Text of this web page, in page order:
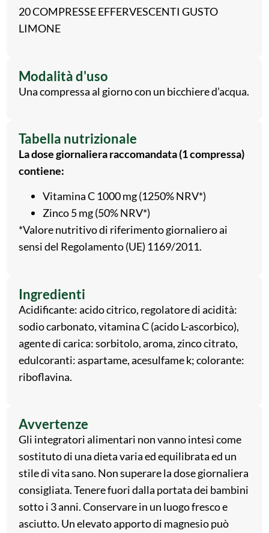
20 COMPRESSE EFFERVESCENTI GUSTO
LIMONE
Modalità d'uso
Una compressa al giorno con un bicchiere d’acqua.
Tabella nutrizionale
La dose giornaliera raccomandata (1 compressa)
contiene:
Vitamina C 1000 mg (1250% NRV*)
Zinco 5 mg (50% NRV*)
*Valore nutritivo di riferimento giornaliero ai
sensi del Regolamento (UE) 1169/2011.
Ingredienti
Acidificante: acido citrico, regolatore di acidità:
sodio carbonato, vitamina C (acido L-ascorbico),
agente di carica: sorbitolo, aroma, zinco citrato,
edulcoranti: aspartame, acesulfame k; colorante:
riboflavina.
Avvertenze
Gli integratori alimentari non vanno intesi come
sostituto di una dieta varia ed equilibrata ed un
stile di vita sano. Non superare la dose giornaliera
consigliata. Tenere fuori dalla portata dei bambini
sotto i 3 anni. Conservare in un luogo fresco e
asciutto. Un elevato apporto di magnesio può